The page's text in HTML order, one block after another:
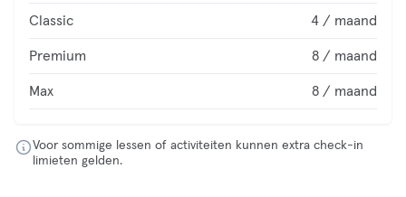
Classic 4 / maand
Premium 8 / maand
Max 8 / maand
Voor sommige lessen of activiteiten kunnen extra check-in
limieten gelden.